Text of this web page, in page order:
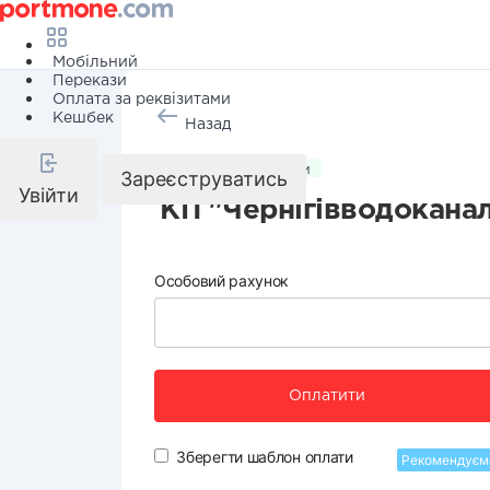
Мобільний
Перекази
Оплата за реквізитами
Кешбек
Увійти
Зареєструватись
Назад
Комунальні послуги
КП
Особовий рахунок
Оплатити
Зберегти шаблон оплати